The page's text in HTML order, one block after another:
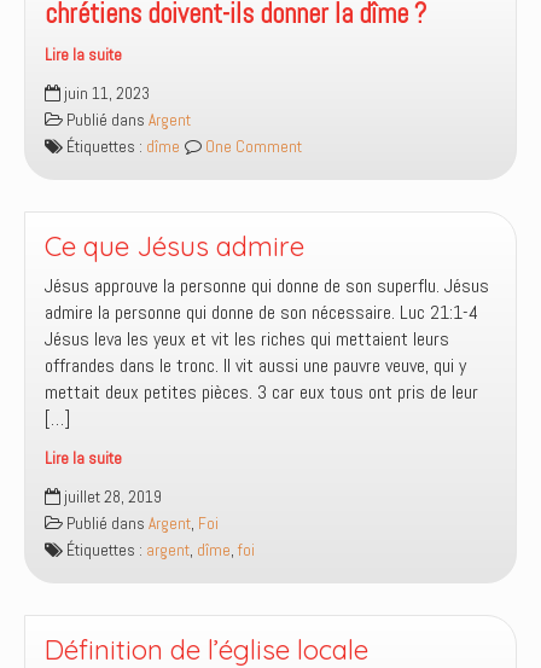
chrétiens doivent-ils donner la dîme ?
Lire la suite
Dans
la
dispensation
de
les
chrétiens
doivent-
ils
donner
la
dîme
?
juin 11, 2023
Publié dans Argent
Étiquettes : dîme One Comment
Ce que Jésus admire
Jésus approuve la personne qui donne de son superflu. Jésus
admire la personne qui donne de son nécessaire. Luc 21:1-4
Jésus leva les yeux et vit les riches qui mettaient leurs
offrandes dans le tronc. Il vit aussi une pauvre veuve, qui y
mettait deux petites pièces. 3 car eux tous ont pris de leur
[…]
Lire la suite
Ce
que
Jésus
admire
juillet 28, 2019
Publié dans Argent, Foi
Étiquettes : argent, dîme, foi
Définition de l’église locale